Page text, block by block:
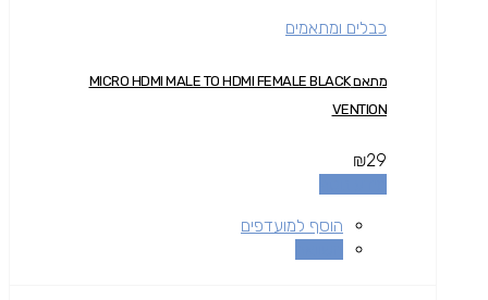
כבלים ומתאמים
מתאם MICRO HDMI MALE TO HDMI FEMALE BLACK
VENTION
₪29
הוסף למועדפים